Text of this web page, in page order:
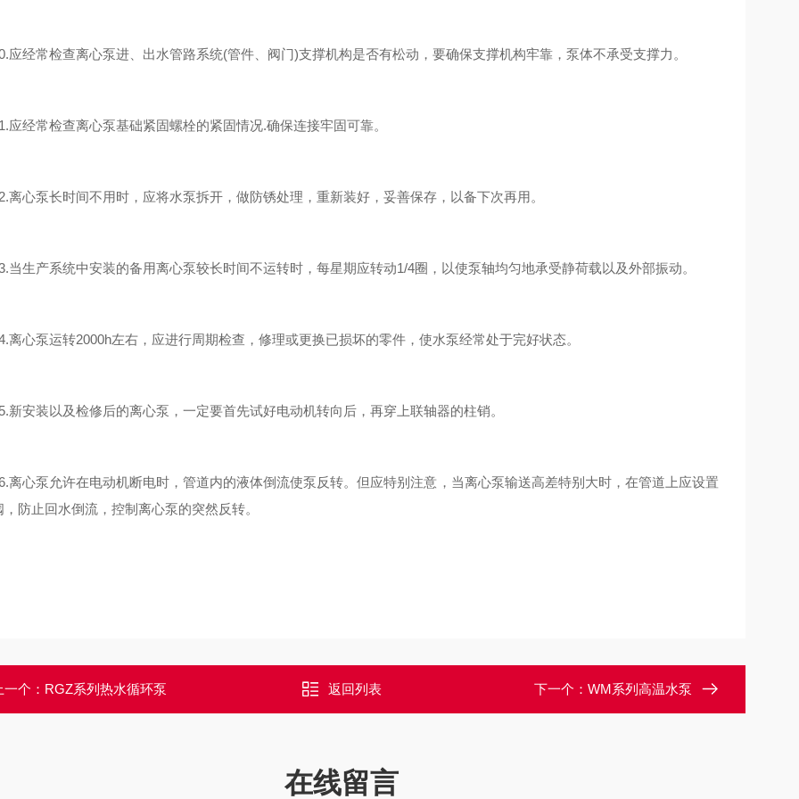
经常检查离心泵进、出水管路系统(管件、阀门)支撑机构是否有松动，要确保支撑机构牢靠，泵体不承受支撑力。
经常检查离心泵基础紧固螺栓的紧固情况.确保连接牢固可靠。
心泵长时间不用时，应将水泵拆开，做防锈处理，重新装好，妥善保存，以备下次再用。
生产系统中安装的备用离心泵较长时间不运转时，每星期应转动1/4圈，以使泵轴均匀地承受静荷载以及外部振动。
心泵运转2000h左右，应进行周期检查，修理或更换已损坏的零件，使水泵经常处于完好状态。
安装以及检修后的离心泵，一定要首先试好电动机转向后，再穿上联轴器的柱销。
心泵允许在电动机断电时，管道内的液体倒流使泵反转。但应特别注意，当离心泵输送高差特别大时，在管道上应设置
，防止回水倒流，控制离心泵的突然反转。
一个： RGZ系列热水循环泵 返回列表 下一个： WM系列高温水泵
在线留言